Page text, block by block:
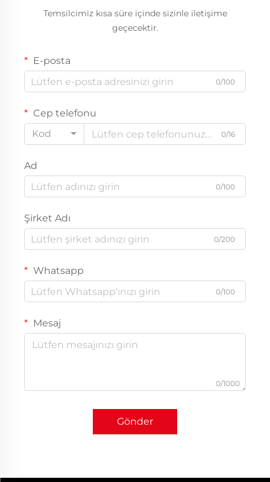
Temsilcimiz kısa süre içinde sizinle iletişime
geçecektir.
E-posta
0/100
Cep telefonu
Kod
0/16
Ad
0/100
Şirket Adı
0/200
Whatsapp
0/100
Mesaj
0/1000
Gönder